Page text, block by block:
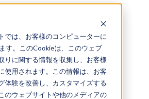
では、お客様のコンピューターに
す。このCookieは、このウェブ
りに関する情報を収集し、お客様
使用されます。この情報は、お客
体験を改善し、カスタマイズする
のウェブサイトや他のメディアの
&化学
イエンス
ー
ン